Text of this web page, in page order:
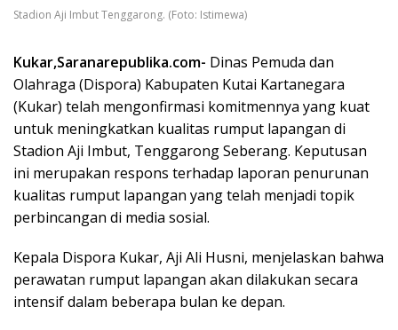
Stadion Aji Imbut Tenggarong. (Foto: Istimewa)
Kukar,Saranarepublika.com- Dinas Pemuda dan
Olahraga (Dispora) Kabupaten Kutai Kartanegara
(Kukar) telah mengonfirmasi komitmennya yang kuat
untuk meningkatkan kualitas rumput lapangan di
Stadion Aji Imbut, Tenggarong Seberang. Keputusan
ini merupakan respons terhadap laporan penurunan
kualitas rumput lapangan yang telah menjadi topik
perbincangan di media sosial.
Kepala Dispora Kukar, Aji Ali Husni, menjelaskan bahwa
perawatan rumput lapangan akan dilakukan secara
intensif dalam beberapa bulan ke depan.